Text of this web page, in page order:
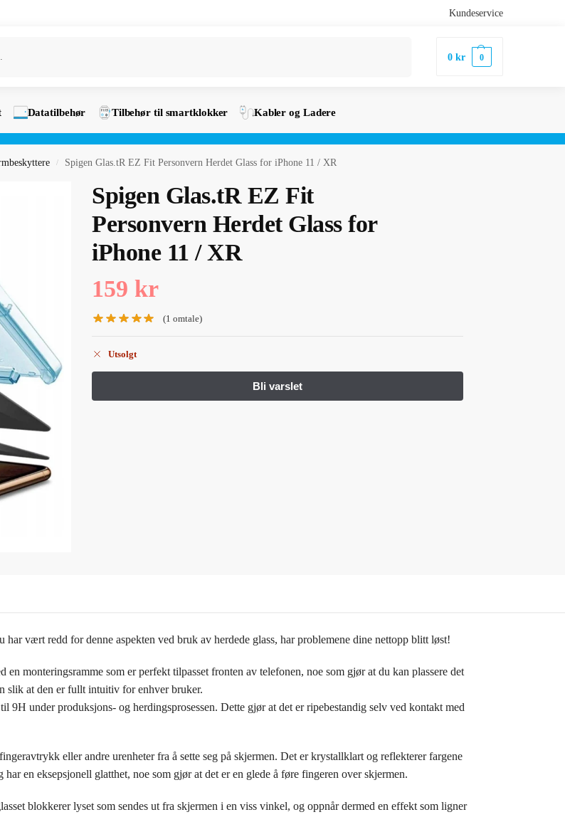
Kundeservice
0kr 0
Datatilbehør Tilbehør til smartklokker Kabler og Ladere
/ Spigen Glas.tR EZ Fit Personvern Herdet Glass for iPhone 11 / XR
Spigen Glas.tR EZ Fit
Personvern Herdet Glass for
iPhone 11 / XR
159 kr
(1 omtale)
Utsolgt
har vært redd for denne aspekten ved bruk av herdede glass, har problemene dine nettopp blitt løst!
monteringsramme som er perfekt tilpasset fronten av telefonen, noe som gjør at du kan plassere det
slik at den er fullt intuitiv for enhver bruker.
under produksjons- og herdingsprosessen. Dette gjør at det er ripebestandig selv ved kontakt med
eller andre urenheter fra å sette seg på skjermen. Det er krystallklart og reflekterer fargene
en eksepsjonell glatthet, noe som gjør at det er en glede å føre fingeren over skjermen.
blokkerer lyset som sendes ut fra skjermen i en viss vinkel, og oppnår dermed en effekt som ligner